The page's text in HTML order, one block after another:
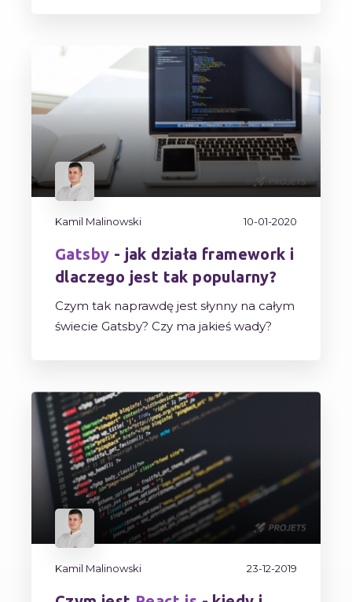
Kamil Malinowski 10-01-2020
Gatsby - jak działa framework i
dlaczego jest tak popularny?
Czym tak naprawdę jest słynny na całym
świecie Gatsby? Czy ma jakieś wady?
Kamil Malinowski 23-12-2019